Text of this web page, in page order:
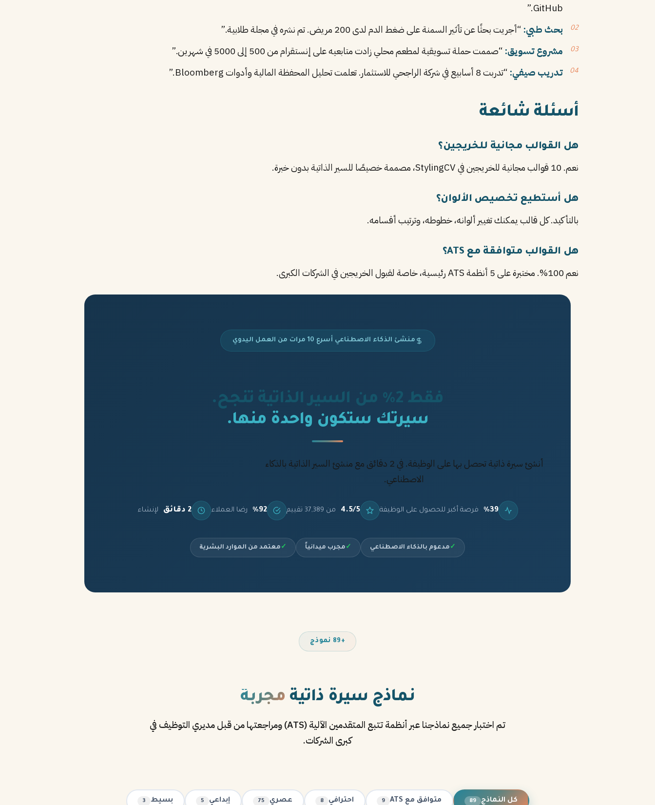
GitHub.”
بحث طبي: “أجريت بحثًا عن تأثير السمنة على ضغط الدم لدى 200 مريض. تم نشره في مجلة طلابية.”
مشروع تسويق: “صممت حملة تسويقية لمطعم محلي زادت متابعيه على إنستقرام من 500 إلى 5000 في شهرين.”
تدريب صيفي: “تدربت 8 أسابيع في شركة الراجحي للاستثمار. تعلمت تحليل المحفظة المالية وأدوات Bloomberg.”
أسئلة شائعة
هل القوالب مجانية للخريجين؟
نعم. 10 قوالب مجانية للخريجين في StylingCV، مصممة خصيصًا للسير الذاتية بدون خبرة.
هل أستطيع تخصيص الألوان؟
بالتأكيد. كل قالب يمكنك تغيير ألوانه، خطوطه، وترتيب أقسامه.
هل القوالب متوافقة مع ATS؟
نعم 100%. مختبرة على 5 أنظمة ATS رئيسية، خاصة لقبول الخريجين في الشركات الكبرى.
منشئ الذكاء الاصطناعي أسرع 10 مرات من العمل اليدوي
فقط 2% من السير الذاتية تنجح.
سيرتك ستكون واحدة منها.
أنشئ سيرة ذاتية تحصل بها على الوظيفة. في 2 دقائق مع منشئ السير الذاتية بالذكاء
الاصطناعي.
%39 فرصة أكبر للحصول على الوظيفة 4.5/5 من 37,389 تقييم %92 رضا العملاء 2 دقائق لإنشاء
✓ مدعوم بالذكاء الاصطناعي ✓ مجرب ميدانياً ✓ معتمد من الموارد البشرية
+89 نموذج
نماذج سيرة ذاتية مجربة
تم اختبار جميع نماذجنا عبر أنظمة تتبع المتقدمين الآلية (ATS) ومراجعتها من قبل مديري التوظيف في
كبرى الشركات.
كل النماذج 89 متوافق مع ATS 9 احترافي 8 عصري 75 إبداعي 5 بسيط 3